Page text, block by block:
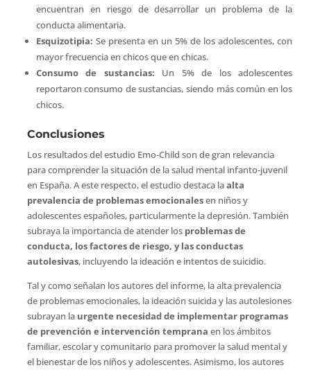
encuentran en riesgo de desarrollar un problema de la
conducta alimentaria.
Esquizotipia: Se presenta en un 5% de los adolescentes, con
mayor frecuencia en chicos que en chicas.
Consumo de sustancias: Un 5% de los adolescentes
reportaron consumo de sustancias, siendo más común en los
chicos.
Conclusiones
Los resultados del estudio Emo-Child son de gran relevancia
para comprender la situación de la salud mental infanto-juvenil
en España. A este respecto, el estudio destaca laalta
prevalencia de problemas emocionalesen niños y
adolescentes españoles, particularmente la depresión. También
subraya la importancia de atender los problemas de
conducta, los factores de riesgo, y las conductas
autolesivas, incluyendo la ideación e intentos de suicidio.
Tal y como señalan los autores del informe, la alta prevalencia
de problemas emocionales, la ideación suicida y las autolesiones
subrayan la urgente necesidad de implementar programas
de prevención e intervención temprana en los ámbitos
familiar, escolar y comunitario para promover la salud mental y
el bienestar de los niños y adolescentes. Asimismo, los autores